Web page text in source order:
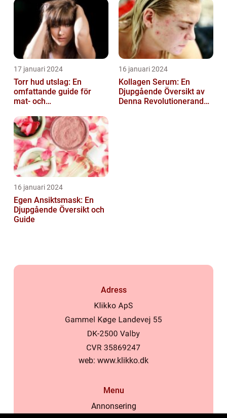
17 januari 2024
Torr hud utslag: En
omfattande guide för
mat- och
16 januari 2024
Kollagen Serum: En
Djupgående Översikt av
Denna Revolutionerande
16 januari 2024
Egen Ansiktsmask: En
Djupgående Översikt och
Guide
Adress
web: www.klikko.dk
Menu
Annonsering